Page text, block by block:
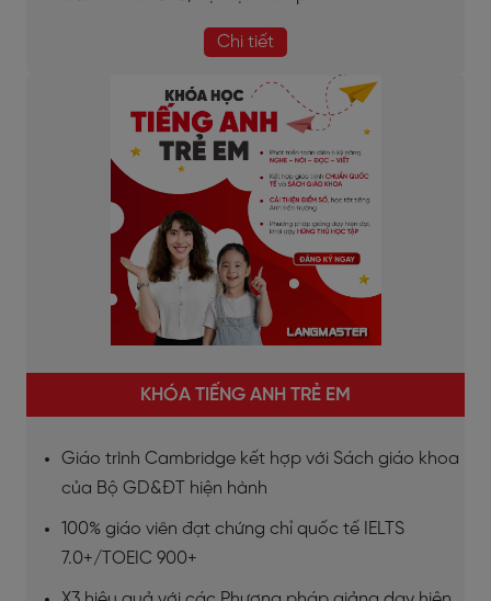
Chi tiết
KHÓA TIẾNG ANH TRẺ EM
Giáo trình Cambridge kết hợp với Sách giáo khoa
của Bộ GD&ĐT hiện hành
100% giáo viên đạt chứng chỉ quốc tế IELTS
7.0+/TOEIC 900+